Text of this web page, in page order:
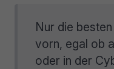
Nur die
vorn, egal ob
oder in der